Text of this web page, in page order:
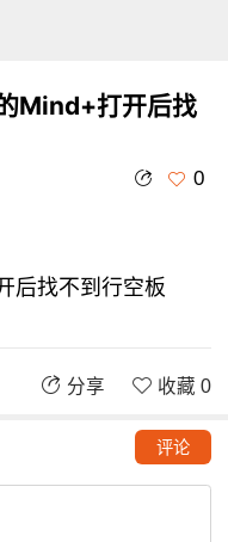
Mind+打开后找
0
后找不到行空板
分享 收藏 0
评论